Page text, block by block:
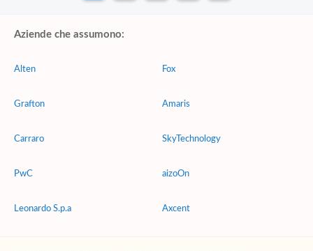
Aziende che assumono:
Alten
Grafton
Carraro
PwC
Leonardo S.p.a
Fox
Amaris
SkyTechnology
aizoOn
Axcent